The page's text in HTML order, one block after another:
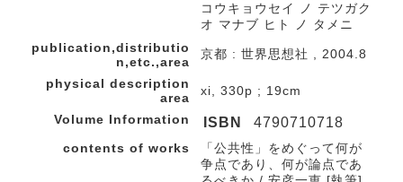
コウキョウセイ ノ テツガク
オ マナブ ヒト ノ タメニ
publication,distributio
n,etc.,area
京都 : 世界思想社 , 2004.8
physical description
area
xi, 330p ; 19cm
Volume Information
ISBN 4790710718
contents of works
「公共性」をめぐって何が
争点であり、何が論点であ